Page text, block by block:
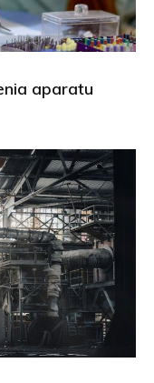
aparatu